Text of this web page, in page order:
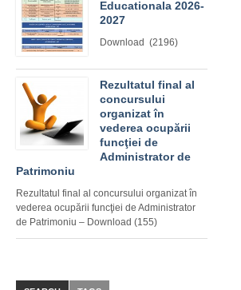
Educationala 2026-
2027
Download (2196)
Rezultatul final al
concursului
organizat în
vederea ocupării
funcţiei de
Administrator de
Patrimoniu
Rezultatul final al concursului organizat în
vederea ocupării funcţiei de Administrator
de Patrimoniu – Download (155)